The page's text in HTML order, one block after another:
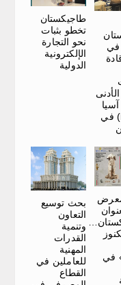
في
(NESA) في
طاجيكستان
تخطو بثبات
نحو التجارة
الإلكترونية
الدولية
في
بحث توسيع
التعاون
وتنمية
القدرات
المهنية
للعاملين في
القطاع